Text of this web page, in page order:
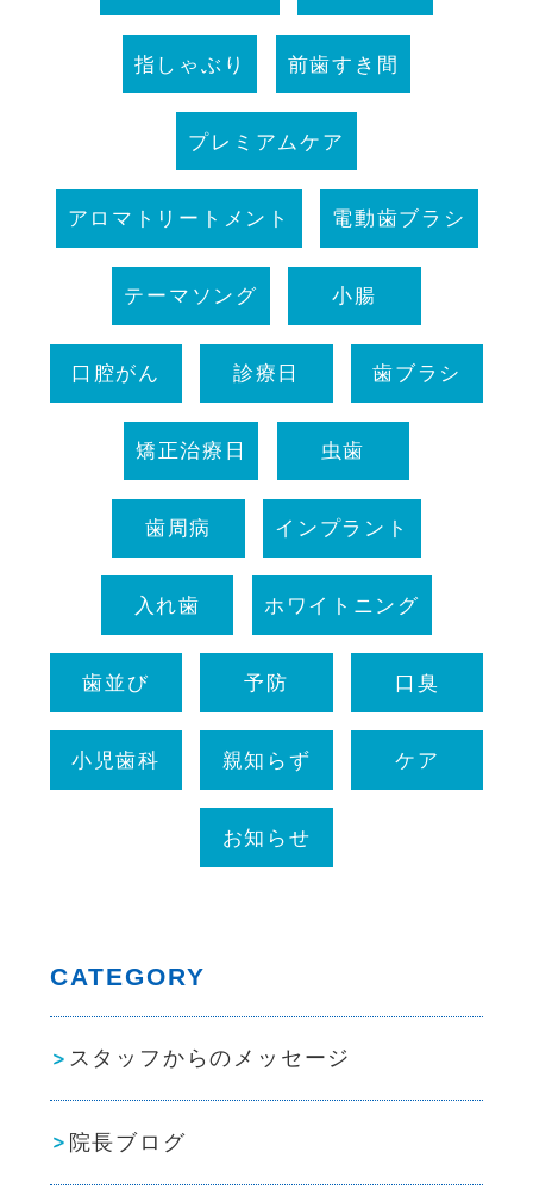
指しゃぶり 前歯すき間
プレミアムケア
アロマトリートメント 電動歯ブラシ
テーマソング 小腸
口腔がん 診療日 歯ブラシ
矯正治療日 虫歯
歯周病 インプラント
入れ歯 ホワイトニング
歯並び 予防 口臭
小児歯科 親知らず ケア
お知らせ
CATEGORY
スタッフからのメッセージ
院長ブログ